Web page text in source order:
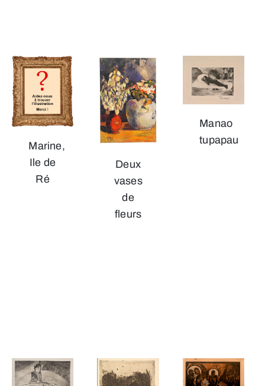
Marine,
Ile de
Ré
Deux
vases
de
fleurs
Manao
tupapau